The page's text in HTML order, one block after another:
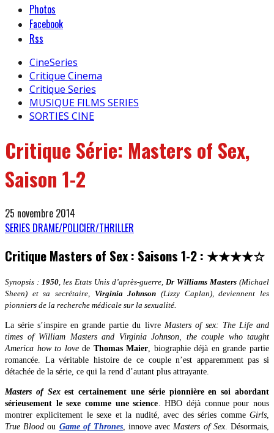
Photos
Facebook
Rss
CineSeries
Critique Cinema
Critique Series
MUSIQUE FILMS SERIES
SORTIES CINE
Critique Série: Masters of Sex,
Saison 1-2
25 novembre 2014
SERIES DRAME/POLICIER/THRILLER
Critique Masters of Sex : Saisons 1-2 : ★★★★☆
Synopsis : 1950, les Etats Unis d’après-guerre, Dr Williams Masters (Michael
Sheen) et sa secrétaire, Virginia Johnson (Lizzy Caplan), deviennent les
pionniers de la recherche médicale sur la sexualité.
La série s’inspire en grande partie du livre Masters of sex: The Life and
times of William Masters and Virginia Johnson, the couple who taught
America how to lovede Thomas Maier, biographie déjà en grande partie
romancée. La véritable histoire de ce couple n’est apparemment pas si
détachée de la série, ce qui la rend d’autant plus attrayante.
Masters of Sexest certainement une série pionnière en soi abordant
sérieusement le sexe comme une science. HBO déjà connue pour nous
montrer explicitement le sexe et la nudité, avec des séries comme Girls,
True Blood ou Game of Thrones, innove avec Masters of Sex. Désormais,